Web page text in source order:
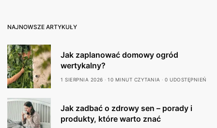
NAJNOWSZE ARTYKUŁY
Jak zaplanować domowy ogród
wertykalny?
1 SIERPNIA 2026 10 MINUT CZYTANIA 0 UDOSTĘPNIEŃ
Jak zadbać o zdrowy sen – porady i
produkty, które warto znać